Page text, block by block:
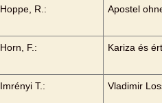
Hoppe, R.: Apostel
Horn, F.: Kariza és
Imrényi T.: Vladimir